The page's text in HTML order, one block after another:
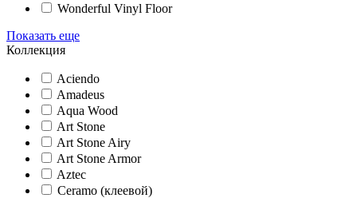
Wonderful Vinyl Floor
Показать еще
Коллекция
Aciendo
Amadeus
Aqua Wood
Art Stone
Art Stone Airy
Art Stone Armor
Aztec
Ceramo (клеевой)